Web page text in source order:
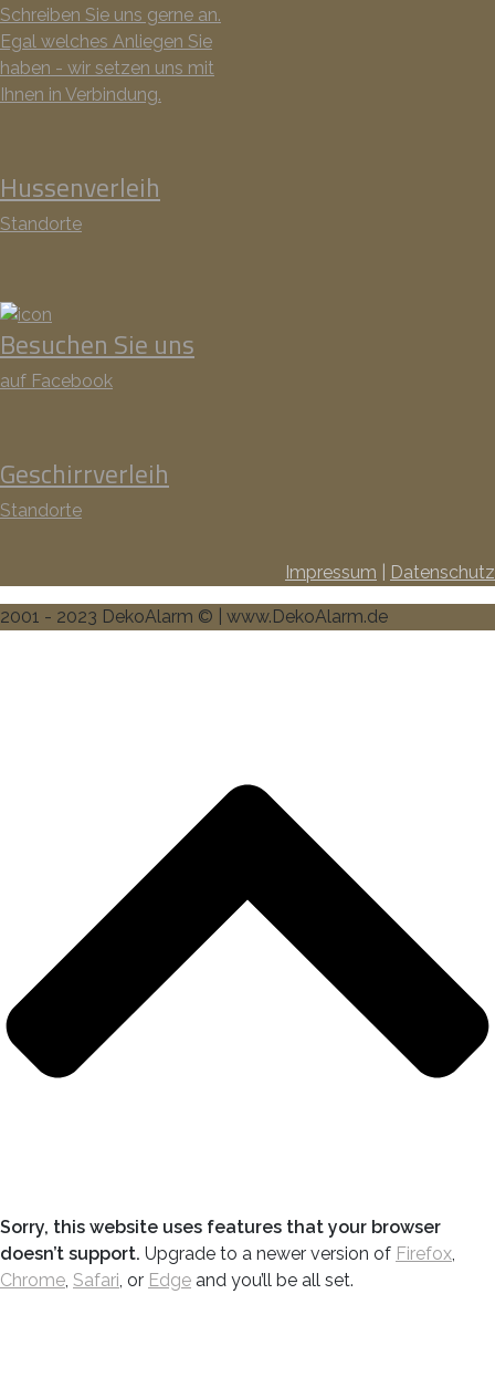
Schreiben Sie uns gerne an.
Egal welches Anliegen Sie
haben - wir setzen uns mit
Ihnen in Verbindung.
Hussenverleih
Standorte
Besuchen Sie uns
auf Facebook
Geschirrverleih
Standorte
Impressum Datenschutz
2001 - 2023 DekoAlarm © | www.DekoAlarm.de
Sorry, this website uses features that your browser
doesn’t support. Upgrade to a newer version of Firefox,
Chrome, Safari, or Edge and you’ll be all set.